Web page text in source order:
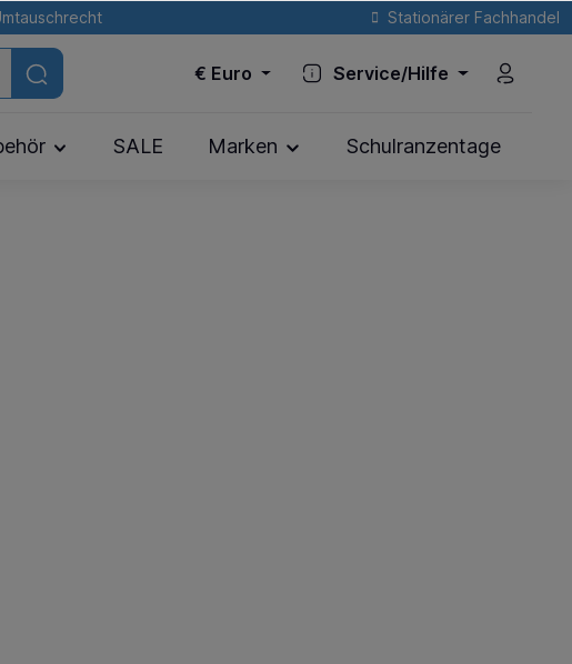
Stationärer Fachhandel
€ Euro Service/Hilfe
SALE Marken Schulranzentage